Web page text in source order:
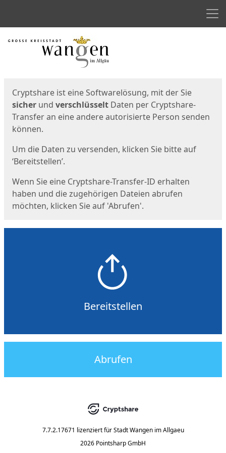
Start
Cryptshare ist eine Softwarelösung, mit der Sie
sicher und verschlüsselt Daten per Cryptshare-
Transfer an eine andere autorisierte Person senden
können.
Um die Daten zu versenden, klicken Sie bitte auf
‘Bereitstellen’.
Wenn Sie eine Cryptshare-Transfer-ID erhalten
haben und die zugehörigen Dateien abrufen
möchten, klicken Sie auf 'Abrufen'.
Bereitstellen
Abrufen
7.7.2.17671 lizenziert für Stadt Wangen im Allgaeu
2026 Pointsharp GmbH